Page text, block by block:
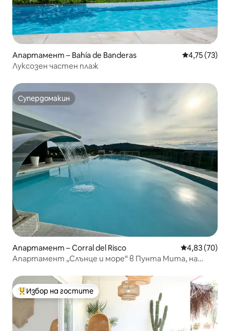
Апартамент – Bahía de Banderas Средна
4,75 (73)
Луксозен частен плаж
Супердомакин
Супердомакин
Апартамент – Corral del Risco Средна
4,83 (70)
Апартамент „Слънце и море“ в Пунта Мита, на
Най-популярен избор на гостите
Избор на гостите